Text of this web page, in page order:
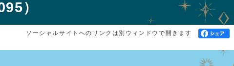
）
ソーシャルサイトへのリンクは別ウィンドウで開きます